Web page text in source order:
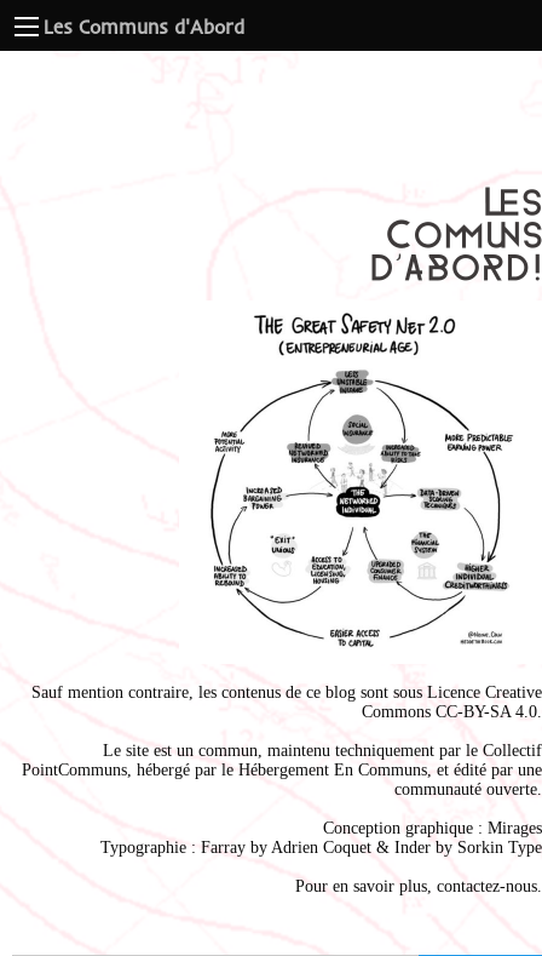
Les Communs d'Abord
Sauf mention contraire, les contenus de ce blog sont sous Licence Creative
Commons CC-BY-SA 4.0
Le site est un commun, maintenu techniquement par le Collectif
PointCommuns , hébergé par le Hébergement En Communs , et édité par une
communauté ouverte.
Conception graphique : Mirages
Typographie : Farray by Adrien Coquet & Inder by Sorkin Type
Pour en savoir plus, contactez-nous